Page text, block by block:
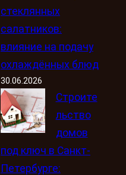
стеклянных
салатников:
влияние на подачу
охлаждённых блюд
30.06.2026
Строите
льство
домов
под ключ в Санкт-
Петербурге: